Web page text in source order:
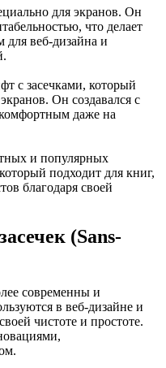
для экранов. Он
что делает
веб-дизайна и
с засечками, который
Он создавался с
даже на
и популярных
подходит для книг,
благодаря своей
(Sans-
современны и
в веб-дизайне и
чистоте и простоте.